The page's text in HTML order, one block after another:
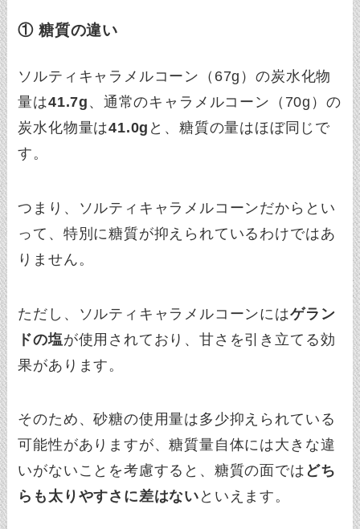
① 糖質の違い
ソルティキャラメルコーン（67g）の炭水化物
量は41.7g 、通常のキャラメルコーン（70g）の
炭水化物量は41.0g と、糖質の量はほぼ同じで
す。
つまり、ソルティキャラメルコーンだからとい
って、特別に糖質が抑えられているわけではあ
りません。
ただし、ソルティキャラメルコーンにはゲラン
ドの塩が使用されており、甘さを引き立てる効
果があります。
そのため、砂糖の使用量は多少抑えられている
可能性がありますが、糖質量自体には大きな違
いがないことを考慮すると、糖質の面では どち
らも太りやすさに差はない といえます。